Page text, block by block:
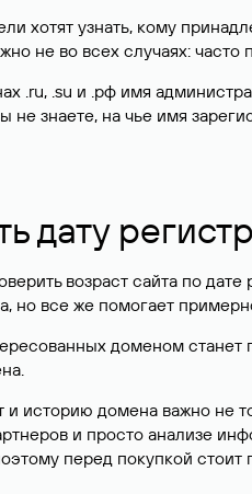
хотят узнать, кому
не во всех случаях:
.ru, .su и .рф имя
не знаете, на чье имя
дату
возраст сайта по
но все же помогает
доменом станет
и историю домена важно не
и просто анализе
перед покупкой стоит